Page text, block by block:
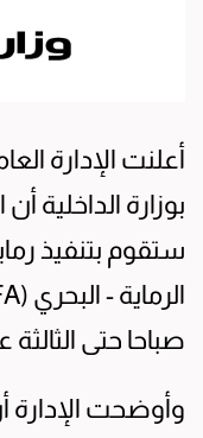
أعلنت الإدارة
بوزارة الداخلية
ستقوم بتنفيذ
صباحا حتى الثالثة
وأوضحت الإدارة